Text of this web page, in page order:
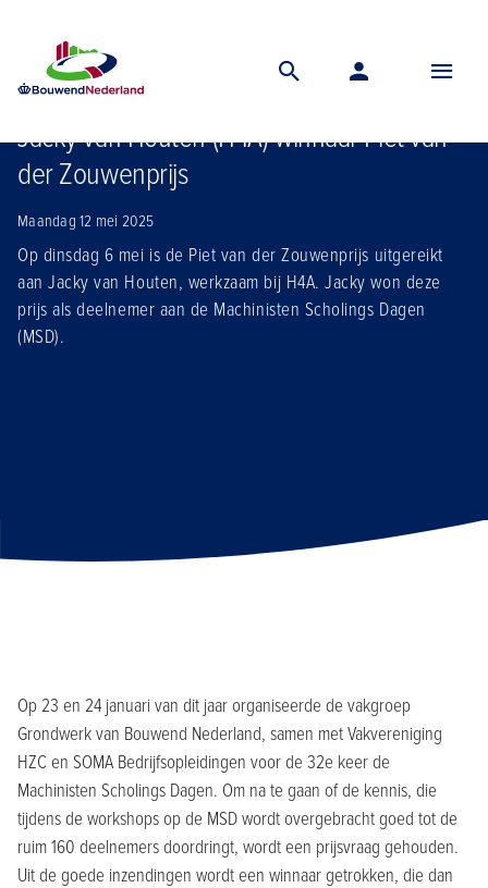
Nieuws
Jacky van Houten (H4A) winnaar Piet van
der Zouwenprijs
Maandag 12 mei 2025
Op dinsdag 6 mei is de Piet van der Zouwenprijs uitgereikt
aan Jacky van Houten, werkzaam bij H4A. Jacky won deze
prijs als deelnemer aan de Machinisten Scholings Dagen
(MSD).
Op 23 en 24 januari van dit jaar organiseerde de vakgroep
Grondwerk van Bouwend Nederland, samen met Vakvereniging
HZC en SOMA Bedrijfsopleidingen voor de 32e keer de
Machinisten Scholings Dagen. Om na te gaan of de kennis, die
tijdens de workshops op de MSD wordt overgebracht goed tot de
ruim 160 deelnemers doordringt, wordt een prijsvraag gehouden.
Uit de goede inzendingen wordt een winnaar getrokken, die dan